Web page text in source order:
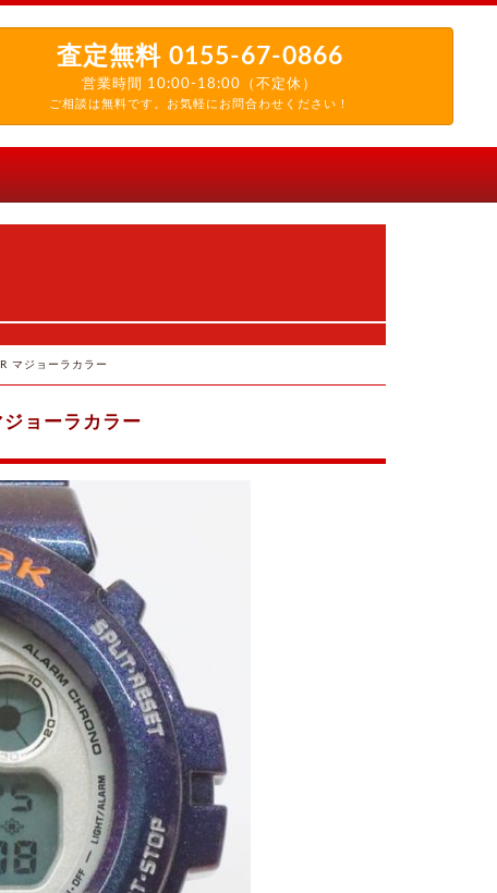
査定無料 0155-67-0866
営業時間 10:00-18:00（不定休）
ご相談は無料です。お気軽にお問合わせください！
マジョーラカラー
ョーラカラー